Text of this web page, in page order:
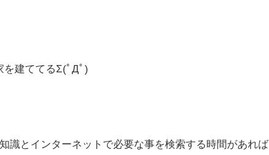
を建ててるΣ(ﾟДﾟ)
識とインターネットで必要な事を検索する時間があれば